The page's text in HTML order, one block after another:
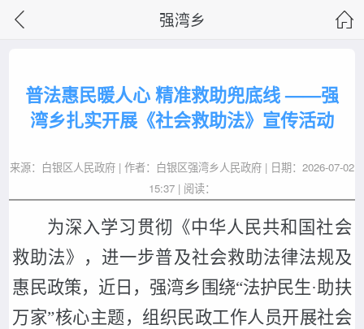
强湾乡
普法惠民暖人心 精准救助兜底线 ——强
湾乡扎实开展《社会救助法》宣传活动
来源：白银区人民政府 | 作者：白银区强湾乡人民政府 | 日期：2026-07-02
15:37 | 阅读：
为深入学习贯彻《中华人民共和国社会
救助法》，进一步普及社会救助法律法规及
惠民政策，近日，强湾乡围绕“法护民生·助扶
万家”核心主题，组织民政工作人员开展社会